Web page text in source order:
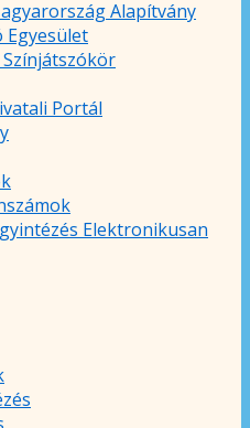
Alapítvány
Portál
Elektronikusan